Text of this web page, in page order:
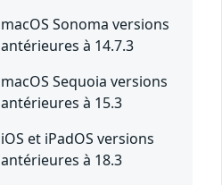
macOS Sonoma versions
antérieures à 14.7.3
macOS Sequoia versions
antérieures à 15.3
iOS et iPadOS versions
antérieures à 18.3